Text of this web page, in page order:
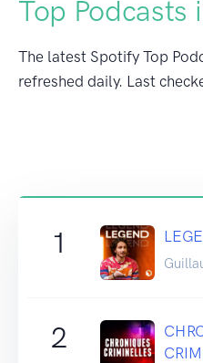
Top Podcasts
The latest Spotify Top
refreshed daily. Last
1
2